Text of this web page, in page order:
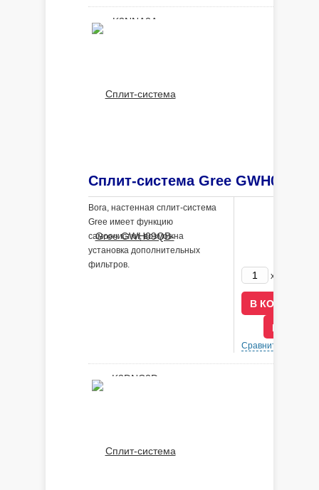
Bora, настенная сплит-система
Gree имеет функцию
самоочистки, возможна
установка дополнительных
фильтров.
x
В
Сравнить